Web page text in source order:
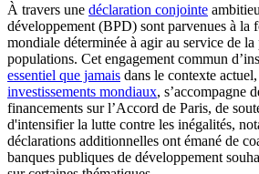
À travers une déclaration conjointe
développement (BPD) sont parvenues à la
mondiale déterminée à agir au service de la
populations. Cet engagement commun
essentiel que jamais dans le contexte
investissements mondiaux, s’accompagne
financements sur l’Accord de Paris, de
d'intensifier la lutte contre les inégalités,
déclarations additionnelles ont émané de
banques publiques de développement